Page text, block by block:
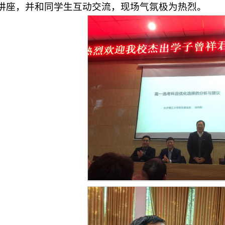
座，并和同学生互动交流，现场气氛极为热烈。